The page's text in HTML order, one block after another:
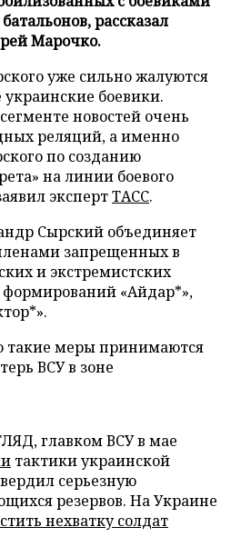
рассказал
Марочко.
уже сильно жалуются
боевики.
новостей очень
реляций, а именно
по созданию
на линии боевого
экспертТАСС.
Сырский объединяет
запрещенных в
и экстремистских
«Айдар*»,
такие меры принимаются
ВСУ в зоне
главком ВСУ в мае
тактики украинской
серьезную
резервов. На Украине
нехватку солдат